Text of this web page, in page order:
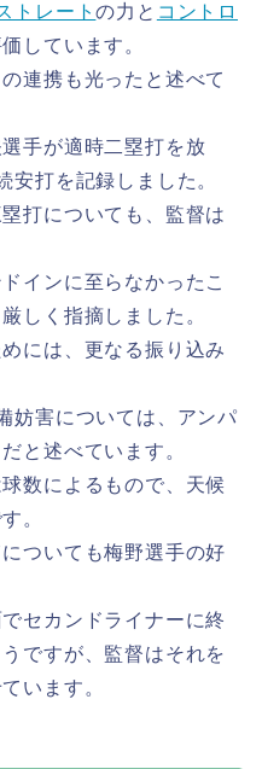
トレートの力と コントロ
しています。
連携も光ったと述べて
手が適時二塁打を放
安打を記録しました。
打についても、監督は
インに至らなかったこ
しく指摘しました。
には、更なる振り込み
妨害については、アンパ
と述べています。
数によるもので、天候
。
ついても梅野選手の好
セカンドライナーに終
ですが、監督はそれを
います。